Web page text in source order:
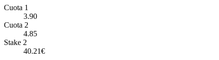
Cuota 1
3.90
Cuota 2
4.85
Stake 2
40.21€